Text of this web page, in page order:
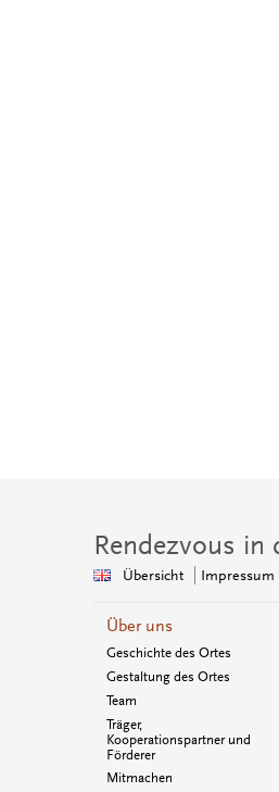
Rendezvous
Übersicht Impressum
Über uns
Geschichte des Ortes
Gestaltung des Ortes
Team
Träger,
Kooperationspartner und
Förderer
Mitmachen